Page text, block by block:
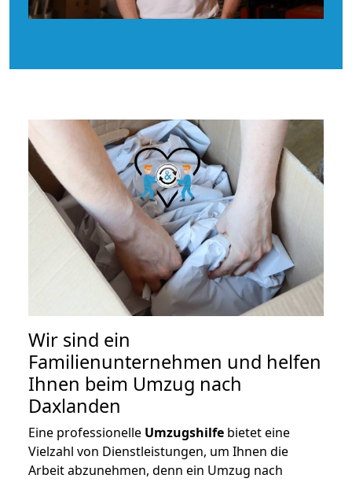
Wir sind ein
Familienunternehmen und helfen
Ihnen beim Umzug nach
Daxlanden
Eine professionelle Umzugshilfe bietet eine
Vielzahl von Dienstleistungen, um Ihnen die
Arbeit abzunehmen, denn ein Umzug nach